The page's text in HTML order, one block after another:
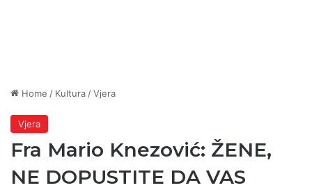
Home / Kultura /Vjera
Vjera
Fra Mario Knezović: ŽENE,
NE DOPUSTITE DA VAS